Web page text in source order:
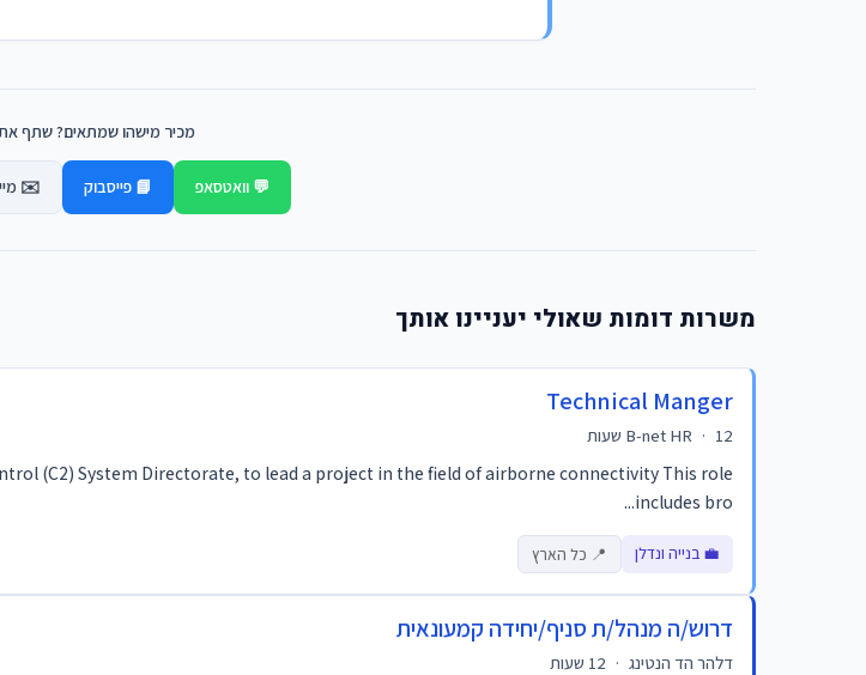
מכיר מישהו שמתאים? שתף
💬 וואטסאפ 📘 פייסבוק ✉️
משרות דומות שאולי יעניינו אותך
Technical Manger
B-net HR · 12 שעות
(C2) System Directorate, to lead a project in the field of airborne connectivity This role
includes bro...
💼 בנייה ונדלן 📍 כל הארץ
דרוש/ה מנהל/ת סניף/יחידה קמעונאית
דלהר הד הנטינג ·